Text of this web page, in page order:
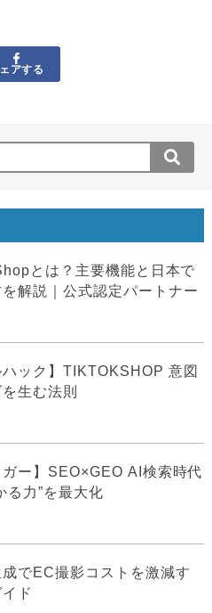
アする
とは？主要機能と日本で
解説｜公式認定パートナー
ハック】TIKTOKSHOP 意図
生む法則
ガー】SEO×GEO AI検索時代
る力”を最大化
でEC撮影コストを激減す
ド